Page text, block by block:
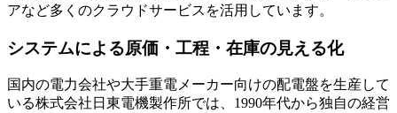
アなど多くのクラウドサービスを活用しています。
システムによる原価・工程・在庫の見える化
国内の電力会社や大手重電メーカー向けの配電盤を生産して
いる株式会社日東電機製作所では、1990年代から独自の経営